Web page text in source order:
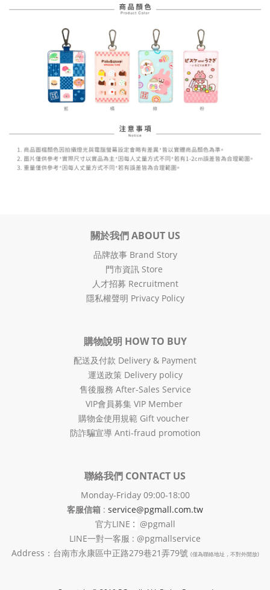
關於我們 ABOUT US
品牌故事 Brand Story
門市資訊 Store
人才招募 Recruitment
隱私權聲明 Privacy Policy
購物說明 HOW TO BUY
配送及付款 Delivery & Payment
運送政策 Delivery policy
售後服務 After-Sales Service
VIP會員募集 VIP Member
購物金使用規範 Gift voucher
防詐騙宣導 Anti-fraud promotion
聯絡我們 CONTACT US
Monday-Friday 09:00-18:00
客服信箱 : service@pgmall.com.tw
官方LINE : @pgmall
LINE一對一客服 : @pgmallservice
Address：台南市永康區中正路279巷21弄79號 (僅為聯絡地址，不對外開放)